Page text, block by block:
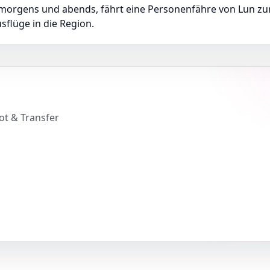
und abends, fährt eine Personenfähre von Lun
in die Region.
& Transfer